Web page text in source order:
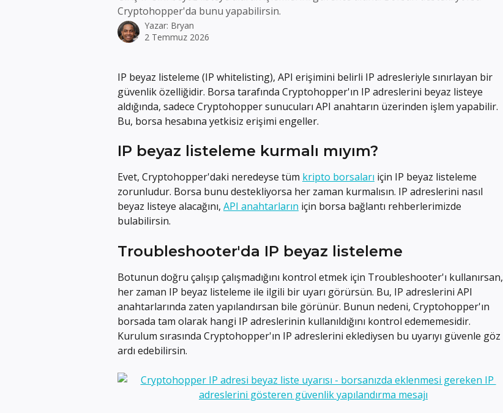
Cryptohopper'da bunu yapabilirsin.
Yazar: Bryan
2 Temmuz 2026
IP beyaz listeleme (IP whitelisting), API erişimini belirli IP adresleriyle sınırlayan bir
güvenlik özelliğidir. Borsa tarafında Cryptohopper'ın IP adreslerini beyaz listeye
aldığında, sadece Cryptohopper sunucuları API anahtarın üzerinden işlem yapabilir.
Bu, borsa hesabına yetkisiz erişimi engeller.
IP beyaz listeleme kurmalı mıyım?
Evet, Cryptohopper'daki neredeyse tüm kripto borsaları için IP beyaz listeleme
zorunludur. Borsa bunu destekliyorsa her zaman kurmalısın. IP adreslerini nasıl
beyaz listeye alacağını, API anahtarların için borsa bağlantı rehberlerimizde
bulabilirsin.
Troubleshooter'da IP beyaz listeleme
Botunun doğru çalışıp çalışmadığını kontrol etmek için Troubleshooter'ı kullanırsan,
her zaman IP beyaz listeleme ile ilgili bir uyarı görürsün. Bu, IP adreslerini API
anahtarlarında zaten yapılandırsan bile görünür. Bunun nedeni, Cryptohopper'ın
borsada tam olarak hangi IP adreslerinin kullanıldığını kontrol edememesidir.
Kurulum sırasında Cryptohopper'ın IP adreslerini eklediysen bu uyarıyı güvenle göz
ardı edebilirsin.